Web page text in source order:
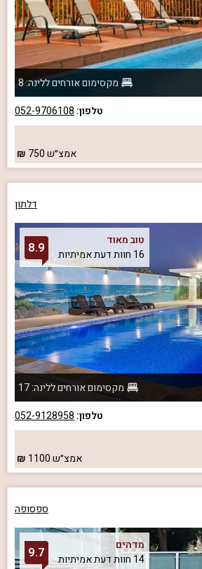
מקסימום אורחים ללינה: 8
טלפון: 052-9706108
אמצ״ש750
דלתון
טוב מאוד
16 חוות דעת אמיתיות
8.9
מקסימום אורחים ללינה: 17
טלפון: 052-9128958
אמצ״ש1100
ספסופה
מדהים
14 חוות דעת אמיתיות
9.7